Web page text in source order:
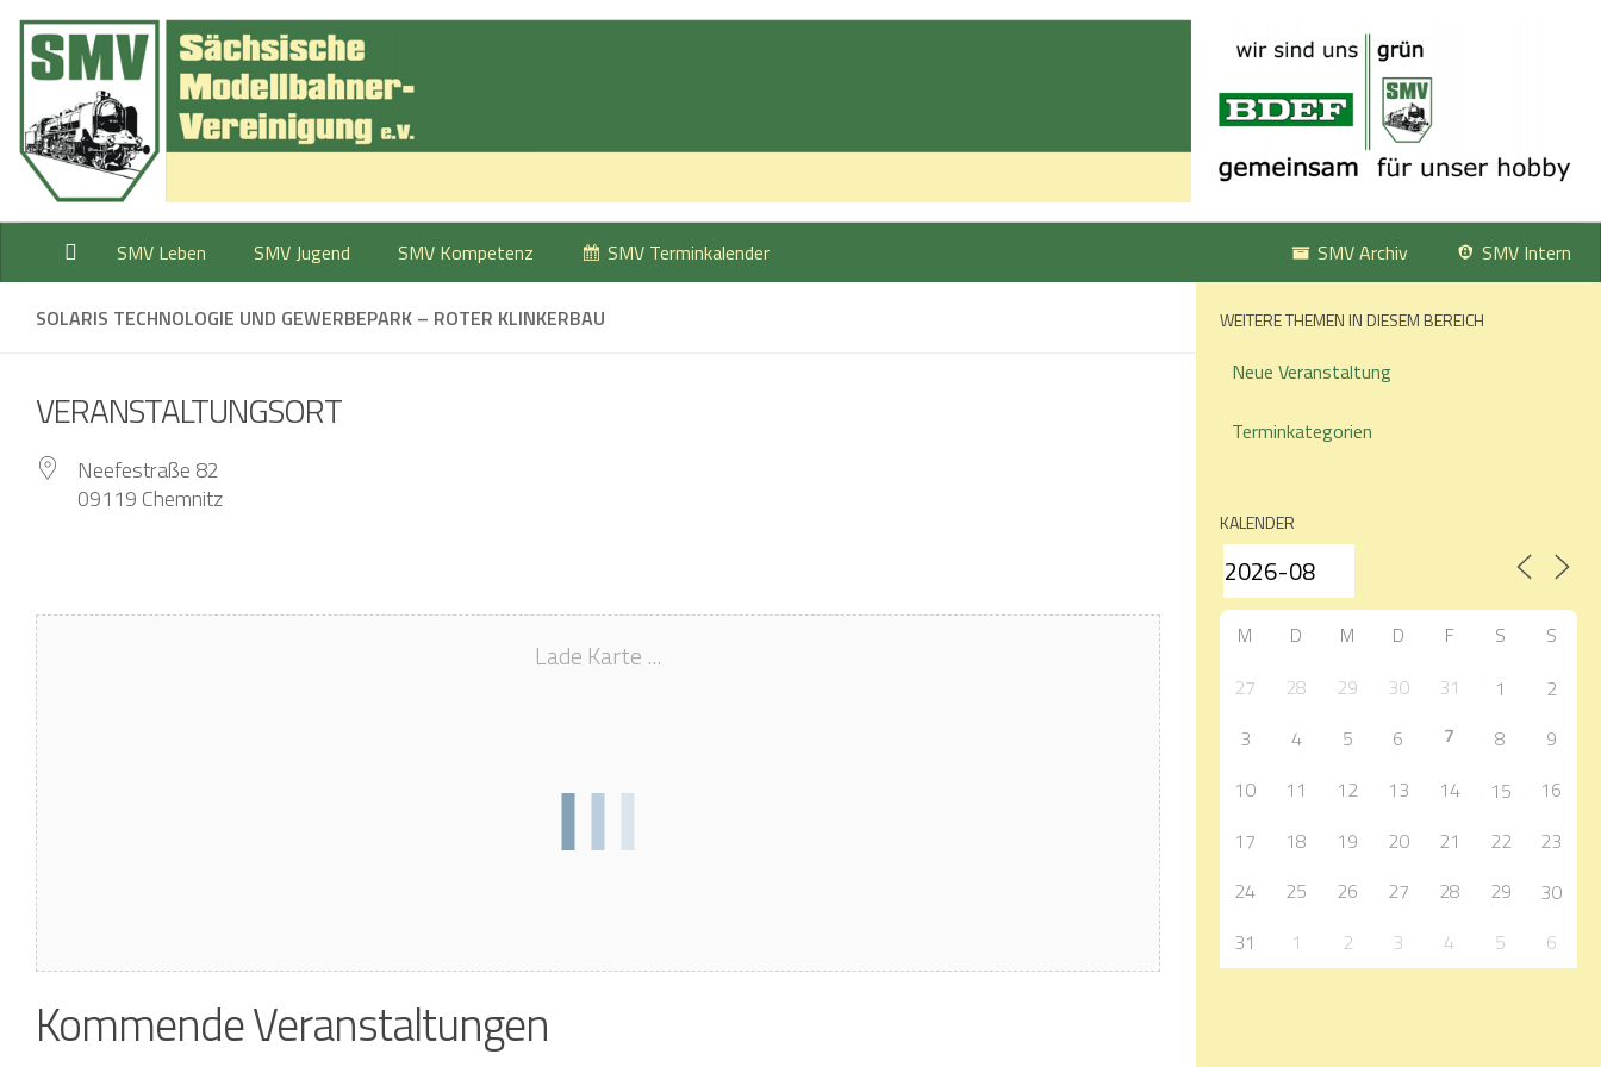
Zum Inhalt springen
SMV Leben SMV Jugend SMV Kompetenz SMV Intern
SMV Archiv
SMV Terminkalender
SOLARIS TECHNOLOGIE UND GEWERBEPARK – ROTER KLINKERBAU
VERANSTALTUNGSORT
Neefestraße 82
09119 Chemnitz
Lade Karte ...
Kommende Veranstaltungen
WEITERE THEMEN IN DIESEM BEREICH
Neue Veranstaltung
Terminkategorien
KALENDER
M D M D F S S
27 28 29 30 31 1
2
3
4 5 6 7 8
9
10
11 12 13 14 15
16
17
18 19 20 21 22
23
24
25 26 27 28 29
30
31
1 2 3 4 5 6